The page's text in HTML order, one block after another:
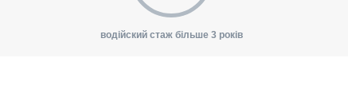
водійский стаж більше 3 років